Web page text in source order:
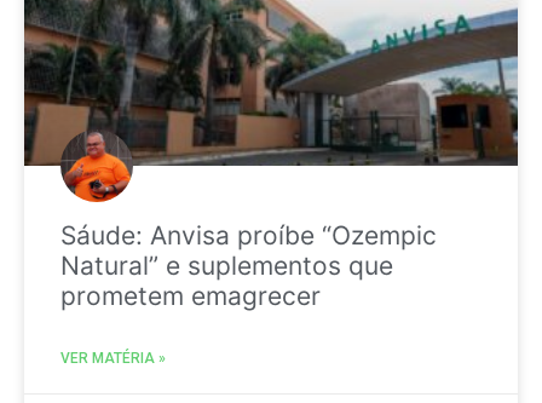
Sáude: Anvisa proíbe “Ozempic
Natural” e suplementos que
prometem emagrecer
VER MATÉRIA »